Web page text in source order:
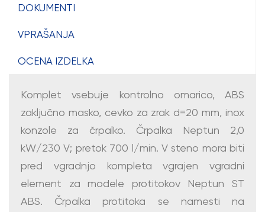
DOKUMENTI
VPRAŠANJA
OCENA IZDELKA
Komplet vsebuje kontrolno omarico, ABS
zaključno masko, cevko za zrak d=20 mm, inox
konzole za črpalko. Črpalka Neptun 2,0
kW/230 V; pretok 700 l/min. V steno mora biti
pred vgradnjo kompleta vgrajen vgradni
element za modele protitokov Neptun ST
ABS. Črpalka protitoka se namesti na